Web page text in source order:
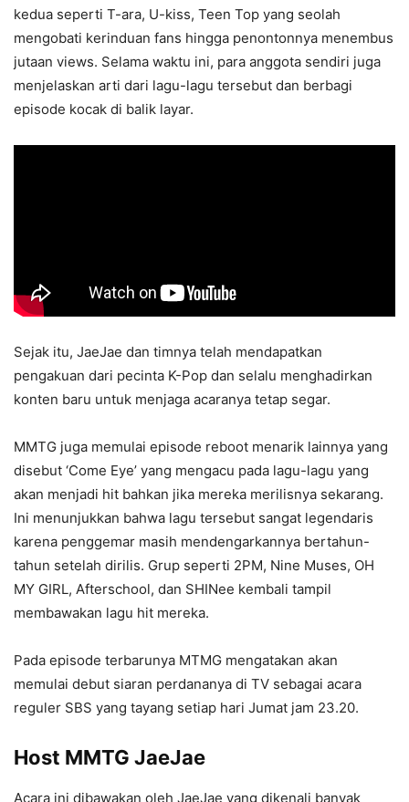
kedua seperti T-ara, U-kiss, Teen Top yang seolah
mengobati kerinduan fans hingga penontonnya menembus
jutaan views. Selama waktu ini, para anggota sendiri juga
menjelaskan arti dari lagu-lagu tersebut dan berbagi
episode kocak di balik layar.
Sejak itu, JaeJae dan timnya telah mendapatkan
pengakuan dari pecinta K-Pop dan selalu menghadirkan
konten baru untuk menjaga acaranya tetap segar.
MMTG juga memulai episode reboot menarik lainnya yang
disebut ‘Come Eye’ yang mengacu pada lagu-lagu yang
akan menjadi hit bahkan jika mereka merilisnya sekarang.
Ini menunjukkan bahwa lagu tersebut sangat legendaris
karena penggemar masih mendengarkannya bertahun-
tahun setelah dirilis. Grup seperti 2PM, Nine Muses, OH
MY GIRL, Afterschool, dan SHINee kembali tampil
membawakan lagu hit mereka.
Pada episode terbarunya MTMG mengatakan akan
memulai debut siaran perdananya di TV sebagai acara
reguler SBS yang tayang setiap hari Jumat jam 23.20.
Host MMTG JaeJae
Acara ini dibawakan oleh JaeJae yang dikenali banyak